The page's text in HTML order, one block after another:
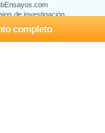
completo
de investigación